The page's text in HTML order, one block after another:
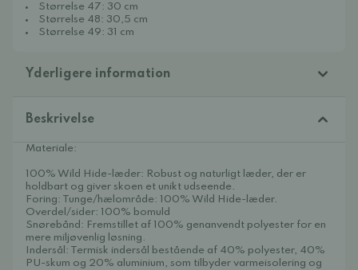
Størrelse 47: 30 cm
Størrelse 48: 30,5 cm
Størrelse 49: 31 cm
Yderligere information
Beskrivelse
Materiale:
100% Wild Hide-læder: Robust og naturligt læder, der er
holdbart og giver skoen et unikt udseende.
Foring: Tunge/hælområde: 100% Wild Hide-læder.
Overdel/sider: 100% bomuld
Snørebånd: Fremstillet af 100% genanvendt polyester for en
mere miljøvenlig løsning.
Indersål: Termisk indersål bestående af 40% polyester, 40%
PU-skum og 20% aluminium, som tilbyder varmeisolering og